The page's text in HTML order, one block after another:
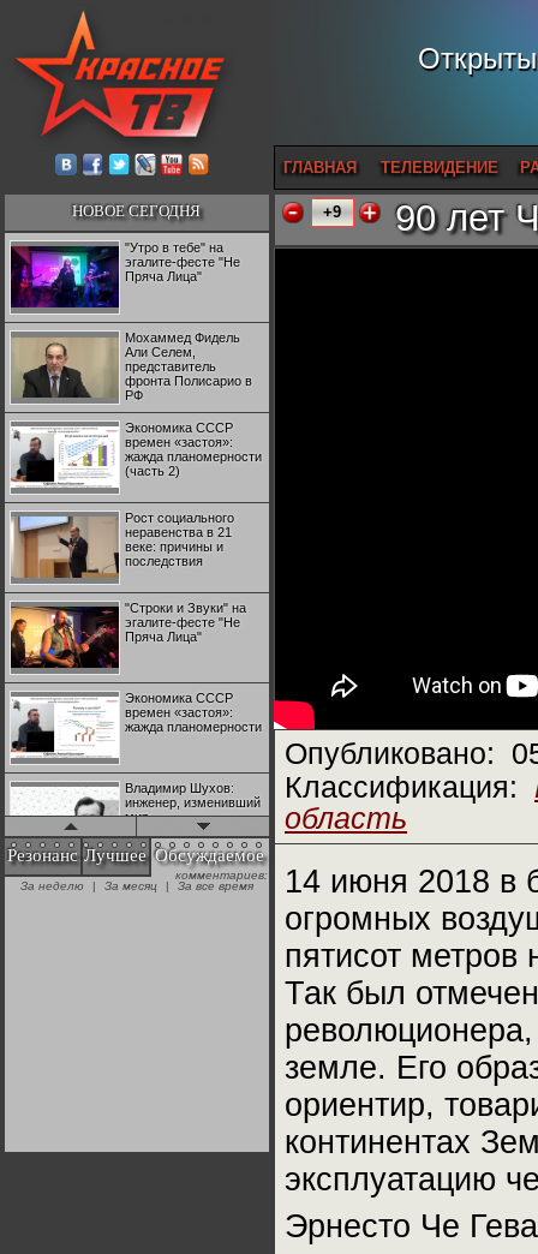
ГЛАВНАЯ ТЕЛЕВИДЕНИЕ
НОВОЕ СЕГОДНЯ
"Утро в тебе" на
эгалите-фесте "Не
Пряча Лица"
Мохаммед Фидель
Али Селем,
представитель
фронта Полисарио в
РФ
Экономика СССР
времен «застоя»:
жажда планомерности
(часть 2)
Рост социального
неравенства в 21
веке: причины и
последствия
"Строки и Звуки" на
эгалите-фесте "Не
Пряча Лица"
Экономика СССР
времен «застоя»:
жажда планомерности
Владимир Шухов:
инженер, изменивший
мир
"Аркадий Коц" на
эгалите-фесте "Не
Резонанс Лучшее Обсуждаемое
комментариев:
За неделю
| За месяц | За все время
+9 90 лет
Опубликовано:
Классификация:
область
14 июня 2018 в
огромных
пятисот
Так был
земле. Его
ориентир,
континентах
эксплуатацию
Эрнесто Че